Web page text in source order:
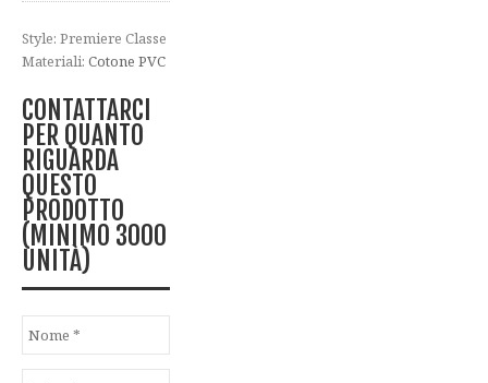
Style: Premiere Classe
Materiali: Cotone PVC
CONTATTARCI
PER QUANTO
RIGUARDA
QUESTO
PRODOTTO
(MINIMO 3000
UNITÀ)